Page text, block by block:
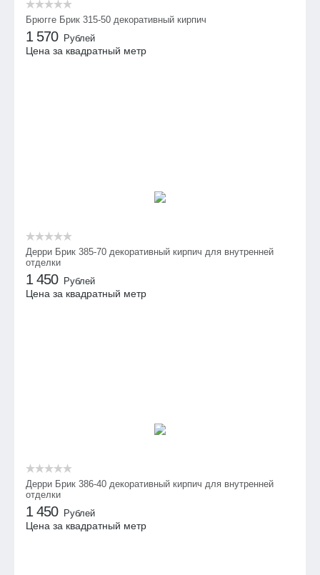
Брюгге Брик 315-50 декоративный кирпич
1 570 Рублей
Цена за квадратный метр
Дерри Брик 385-70 декоративный кирпич для внутренней
отделки
1 450 Рублей
Цена за квадратный метр
Дерри Брик 386-40 декоративный кирпич для внутренней
отделки
1 450 Рублей
Цена за квадратный метр